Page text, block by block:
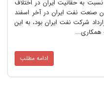
به حقانیت ایران در اختلاف
شدن صنعت نفت ایران در آخر اسفند
شرکت نفت ایران بود، به این
ادامه مطلب